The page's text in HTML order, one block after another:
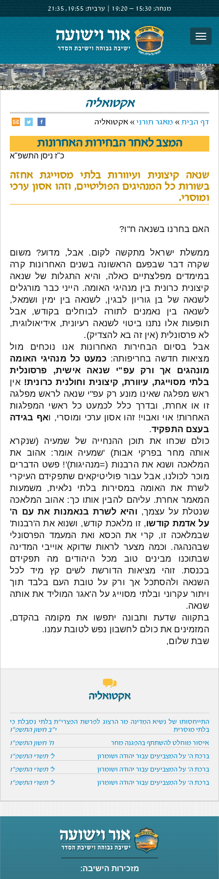
מנחה: 15:30 –
19:20 ערבית: 19:55,
21:35
אקטואליה
דף הבית » מאגר תורני » אקטואליה
המצב לאחר הבחירות האחרונות
כ"ז ניסן התשפ"א
שנאה קיצונית ועיוורות בלתי מסוייגת אחזה
בשורות כל המנהיגים הפוליטיים, וזהו אסון ערכי
ומוסרי.
האם בחרנו בשנאה ח"ו?
ממשלת ישראל מתקשה לקום. אבל, מדוע? משום
שקרה דבר שבפעם הראשונה בשנים האחרונות קרה
במימדים מפלצתיים כאלה, והיא התגלות של שנאה
קיצונית כרונית בין מנהיגי האומה. הייני כבר מורגלים
לשנאה של בן גוריון לבגין, לשנאה בין ימין ושמאל,
לשנאה בין נאמנים לתורה לבוחלים בקודש, אבל
תופעות אלו נתנו ביטוי לשנאה רעיונית, אידיאולוגית,
לא פרסונלית (אין זה בא להצדיק).
אבל בסיום הבחירות האחרונות אנו נוכחים מול
מציאות חדשה בחריפותה: כמעט כל מנהיגי האומה
מונהגים אך ורק עפ"י שנאה אישית, פרסונלית
בלתי מסוייגת, עיוורת, קיצונית וחולנית כרונית! אין
ראש מפלגה שאינו מונע רק עפ"י שנאה לראש מפלגה
זו או אחרת, ובדרך כלל לכמעט כל ראשי המפלגות
האחרות! אוי ואבוי! זהו אסון ערכי ומוסרי, ואף בגידה
בעצם התפקיד.
כולם שכחו את תוכן ההנחייה של שמעיה (שנקרא
אותה מחר בפרקי אבות) 'שמעיה אומר: אהוב את
המלאכה ושנא את הרבנות (=מנהיגות)'! פשט הדברים
מוכר לכולנו, אבל עבור פוליטיקאים שתפקידם העיקרי
לשרת את האומה במסירות בלתי נלאית, משמעות
המאמר אחרת. עליהם להבין אותו כך: אהוב המלאכה
שנטלת על עצמך, והיא לשרת בנאמנות את עם ה'
על אדמת קודשו, זו מלאכת קודש, ושנוא את ה'רבנות'
שבמלאכה זו, קרי את הכסא ואת המעמד הפרסונלי
שבהנהגה. וכמה מצער לראות שדוקא אוייבי המדינה
שבתוכנו מבינים טוב מכל היהודים מה תפקידם
בכנסת. זוהי מציאות הדורשת לשים קץ מיד לכל
השנאה ולהסתכל אך ורק על טובת העם בלבד תוך
ויתור עקרוני ובלתי מסוייג על ה'אגו' המוליד את אותה
שנאה.
בתקווה שדעת ותבונה יתפשו את מקומה בהקדם,
המזמינים את כולם לחשבון נפש לטובת עמנו.
שבת שלום,
אקטואליה
התייחסותו של נשיא המדינה מר הרצוג לפרשת הפצרי"ת בלתי נסבלת כי
בלתי מוסרית
י"ב חשון התשפ"ו
איסור מוחלט להשתתף בהפגנה מחר
ח' חשון התשפ"ו
ברכת ה' על המצביעים עבור יהודה ושומרון
ל' תשרי התשפ"ו
ברכת ה' על המצביעים עבור יהודה ושומרון
ל' תשרי התשפ"ו
ברכת ה' על המצביעים עבור יהודה ושומרון
ל' תשרי התשפ"ו
מזכירות הישיבה: